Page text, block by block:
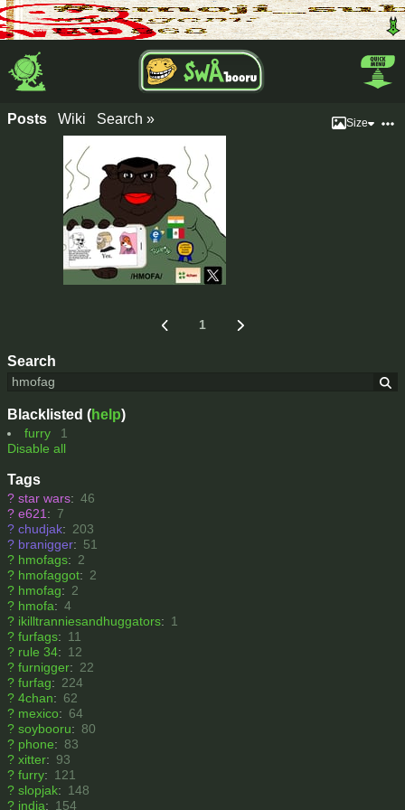
Search
Blacklisted (help)
furry
1
Disable all
Tags
? star wars: 46
? e621 : 7
? chudjak: 203
? branigger: 51
? hmofags: 2
? hmofaggot: 2
? hmofag: 2
? hmofa: 4
? ikilltranniesandhuggators: 1
? furfags: 11
? rule 34: 12
? furnigger: 22
? furfag: 224
? 4chan: 62
? mexico: 64
? soybooru: 80
? phone: 83
? xitter: 93
? furry: 121
? slopjak: 148
? india: 154
Posts Wiki Search » Size
1